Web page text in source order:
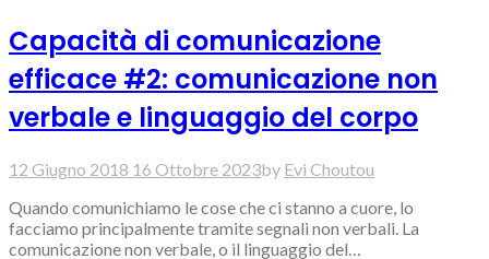
Capacità di comunicazione
efficace #2: comunicazione non
verbale e linguaggio del corpo
12 Giugno 2018 16 Ottobre 2023by Evi Choutou
Quando comunichiamo le cose che ci stanno a cuore, lo
facciamo principalmente tramite segnali non verbali. La
comunicazione non verbale, o il linguaggio del…